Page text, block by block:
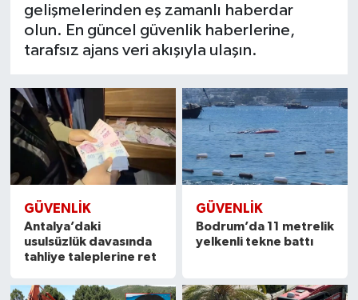
gelişmelerinden eş zamanlı haberdar
olun. En güncel güvenlik haberlerine,
tarafsız ajans veri akışıyla ulaşın.
GÜVENLIK
Antalya’daki
usulsüzlük davasında
tahliye taleplerine ret
GÜVENLIK
Bodrum’da 11 metrelik
yelkenli tekne battı
Turizm